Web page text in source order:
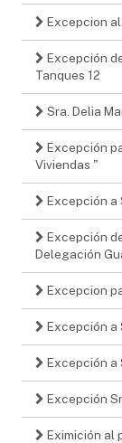
Excepcion
Excepción
Tanques 12
Sra. Delia
Excepción
Viviendas "
Excepción a
Excepción
Delegación
Excepcion
Excepción a
Excepción a
Excepción
Eximición al